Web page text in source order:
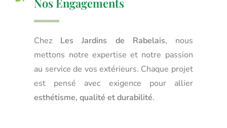
Chez Les Jardins de Rabelais, nous
mettons notre expertise et notre passion
au service de vos extérieurs. Chaque projet
est pensé avec exigence pour allier
esthétisme, qualité et durabilité.